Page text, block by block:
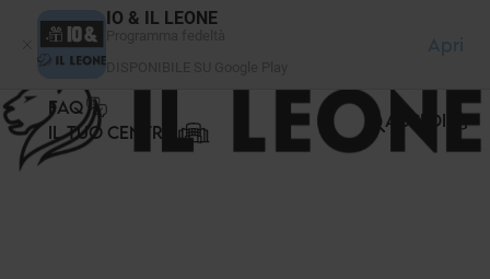
IO & IL LEONE
Apri
FAQ
IL TUO CENTRO
ACCEDI
Pannello di gestione dei cookies